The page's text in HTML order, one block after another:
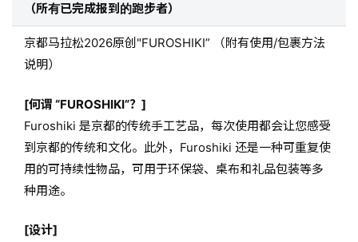
（所有已完成报到的跑步者）
京都马拉松2026原创"FUROSHIKI” （附有使用/包裹方法
说明）
[何谓 “FUROSHIKI”？]
Furoshiki 是京都的传统手工艺品，每次使用都会让您感受
到京都的传统和文化。此外，Furoshiki 还是一种可重复使
用的可持续性物品，可用于环保袋、桌布和礼品包装等多
种用途。
[设计]